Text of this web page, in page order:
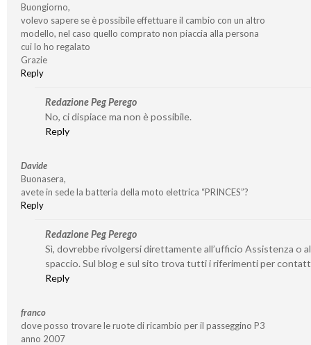
Buongiorno,
volevo sapere se è possibile effettuare il cambio con un altro
modello, nel caso quello comprato non piaccia alla persona
cui lo ho regalato
Grazie
Reply
Redazione Peg Perego
No, ci dispiace ma non è possibile.
Reply
Davide
Buonasera,
avete in sede la batteria della moto elettrica “PRINCES”?
Reply
Redazione Peg Perego
Sì, dovrebbe rivolgersi direttamente all’ufficio Assistenza o
spaccio. Sul blog e sul sito trova tutti i riferimenti per
Reply
franco
dove posso trovare le ruote di ricambio per il passeggino P3
anno 2007